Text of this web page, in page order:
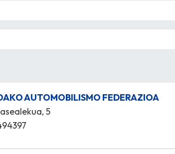
AUTOMOBILISMO FEDERAZIOA
5